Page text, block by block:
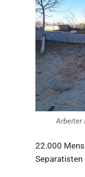
Arbeiter
22.000